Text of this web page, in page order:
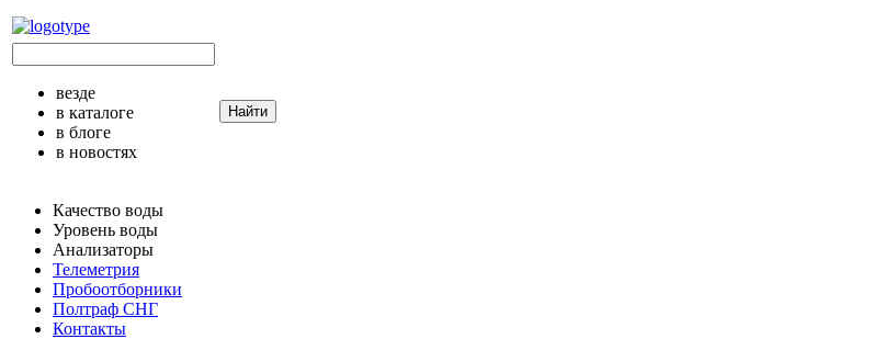
везде
в каталоге
в блоге
в новостях
Найти
Качество воды
Уровень воды
Анализаторы
Телеметрия
Пробоотборники
Полтраф СНГ
Контакты